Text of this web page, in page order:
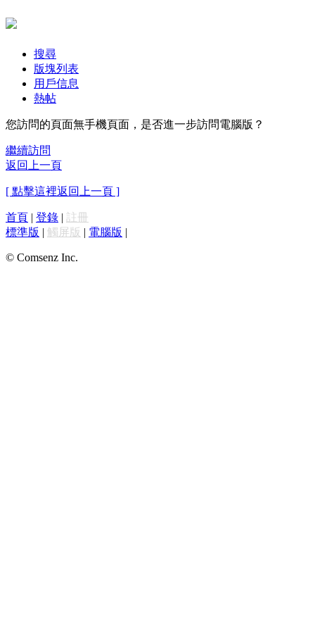
搜尋
版塊列表
用戶信息
熱帖
您訪問的頁面無手機頁面，是否進一步訪問電腦版？
繼續訪問
返回上一頁
[ 點擊這裡返回上一頁 ]
首頁 | 登錄 | 註冊
標準版 | 觸屏版 | 電腦版 |
© Comsenz Inc.